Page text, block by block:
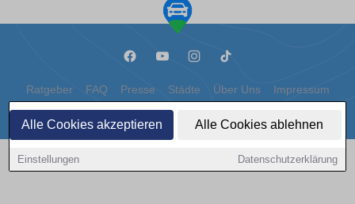
Alle Cookies akzeptieren Alle Cookies ablehnen
Einstellungen Datenschutzerklärung
Ratgeber FAQ Presse Städte Über Uns Impressum
Datenschutz Cookies
Copyright © 2000 - 2026 | 1A Infosysteme GmbH | Content by: 1a-sites-autos